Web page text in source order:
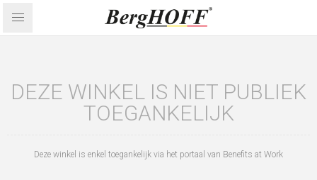
DEZE WINKEL IS NIET PUBLIEK
TOEGANKELIJK
Deze winkel is enkel toegankelijk via het portaal van Benefits at Work